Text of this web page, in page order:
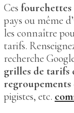
Ces
pays ou même
les connaître
tarifs.
recherche
grilles de tarifs
regroupements
pigistes, etc.